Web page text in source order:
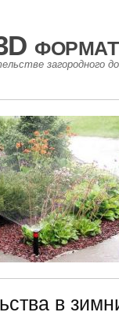
загородного
в